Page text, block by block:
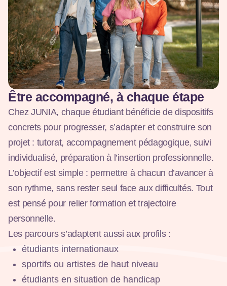
Être accompagné, à chaque étape
Chez JUNIA, chaque étudiant bénéficie de dispositifs
concrets pour progresser, s’adapter et construire son
projet : tutorat, accompagnement pédagogique, suivi
individualisé, préparation à l’insertion professionnelle.
L’objectif est simple : permettre à chacun d’avancer à
son rythme, sans rester seul face aux difficultés. Tout
est pensé pour relier formation et trajectoire
personnelle.
Les parcours s’adaptent aussi aux profils :
étudiants internationaux
sportifs ou artistes de haut niveau
étudiants en situation de handicap